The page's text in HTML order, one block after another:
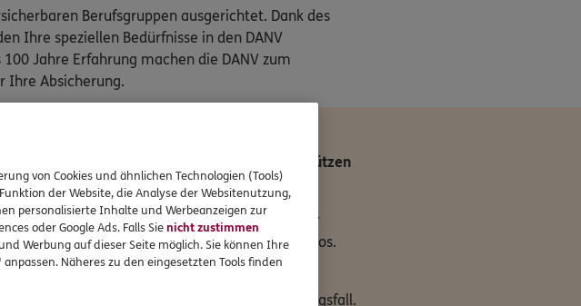
Berufsgruppen ausgerichtet. Dank des
Ihre speziellen Bedürfnisse in den DANV
Jahre Erfahrung machen die DANV zum
Ihre Absicherung.
DANV
Ihr Einkommen im Falle des Falles – Sie schützen
öffentlich-rechtlichen Versorgungswerke der
Schutz für die Sicherung dieses Risikos.
speziell für Ihre Berufsgruppe.
finanzieller Verhältnisse im Leistungsfall.
von Cookies und ähnlichen Technologien (Tools)
der Website, die Analyse der Websitenutzung,
personalisierte Inhalte und Werbeanzeigen zur
oder Google Ads. Falls Sienicht zustimmen
Werbung auf dieser Seite möglich. Sie können Ihre
Näheres zu den eingesetzten Tools finden